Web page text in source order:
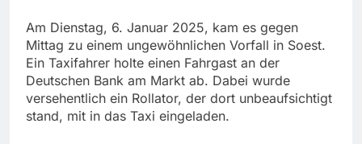
Am Dienstag, 6. Januar 2025, kam es gegen
Mittag zu einem ungewöhnlichen Vorfall in Soest.
Ein Taxifahrer holte einen Fahrgast an der
Deutschen Bank am Markt ab. Dabei wurde
versehentlich ein Rollator, der dort unbeaufsichtigt
stand, mit in das Taxi eingeladen.